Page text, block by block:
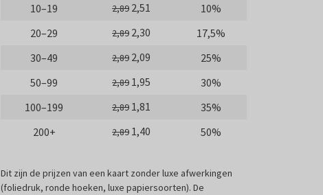
10–19
2,89 2,51
10%
20–29
2,89 2,30
17,5%
30–49
2,89 2,09
25%
50–99
2,89 1,95
30%
100–199
2,89 1,81
35%
200+
2,89 1,40 50%
Dit zijn de prijzen van een kaart zonder luxe afwerkingen
(foliedruk, ronde hoeken, luxe papiersoorten). De